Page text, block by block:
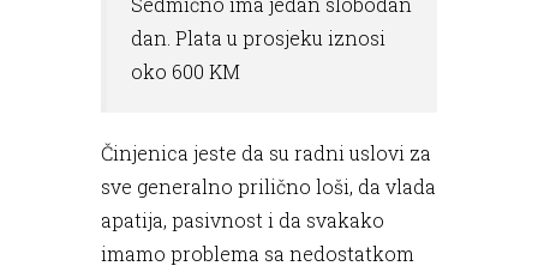
dan. Plata u prosjeku iznosi
oko 600 KM
Činjenica jeste da su radni uslovi za
sve generalno prilično loši, da vlada
apatija, pasivnost i da svakako
imamo problema sa nedostatkom